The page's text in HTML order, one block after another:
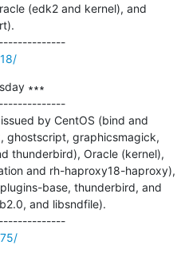
(edk2 and kernel), and
---------------------------------------------
∗∗∗
by CentOS (bind and
ghostscript, graphicsmagick,
thunderbird), Oracle (kernel),
and rh-haproxy18-haproxy),
base, thunderbird, and
and libsndfile).
---------------------------------------------